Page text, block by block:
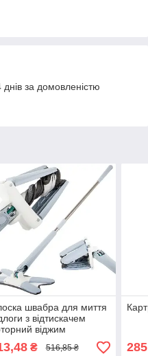
за домовленістю
швабра для миття
з відтискачем
віджим
₴ 516,85 ₴